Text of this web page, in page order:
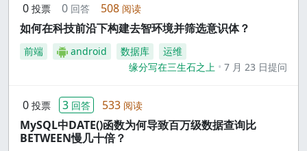
0 投票 0 回答 508 阅读
如何在科技前沿下构建去智环境并筛选意识体？
前端 android 数据库
运维
缘分写在三生石之上
7 月 23 日提问
0 投票 3 回答 533 阅读
MySQL中DATE()函数为何导致百万级数据查询比
BETWEEN慢几十倍？